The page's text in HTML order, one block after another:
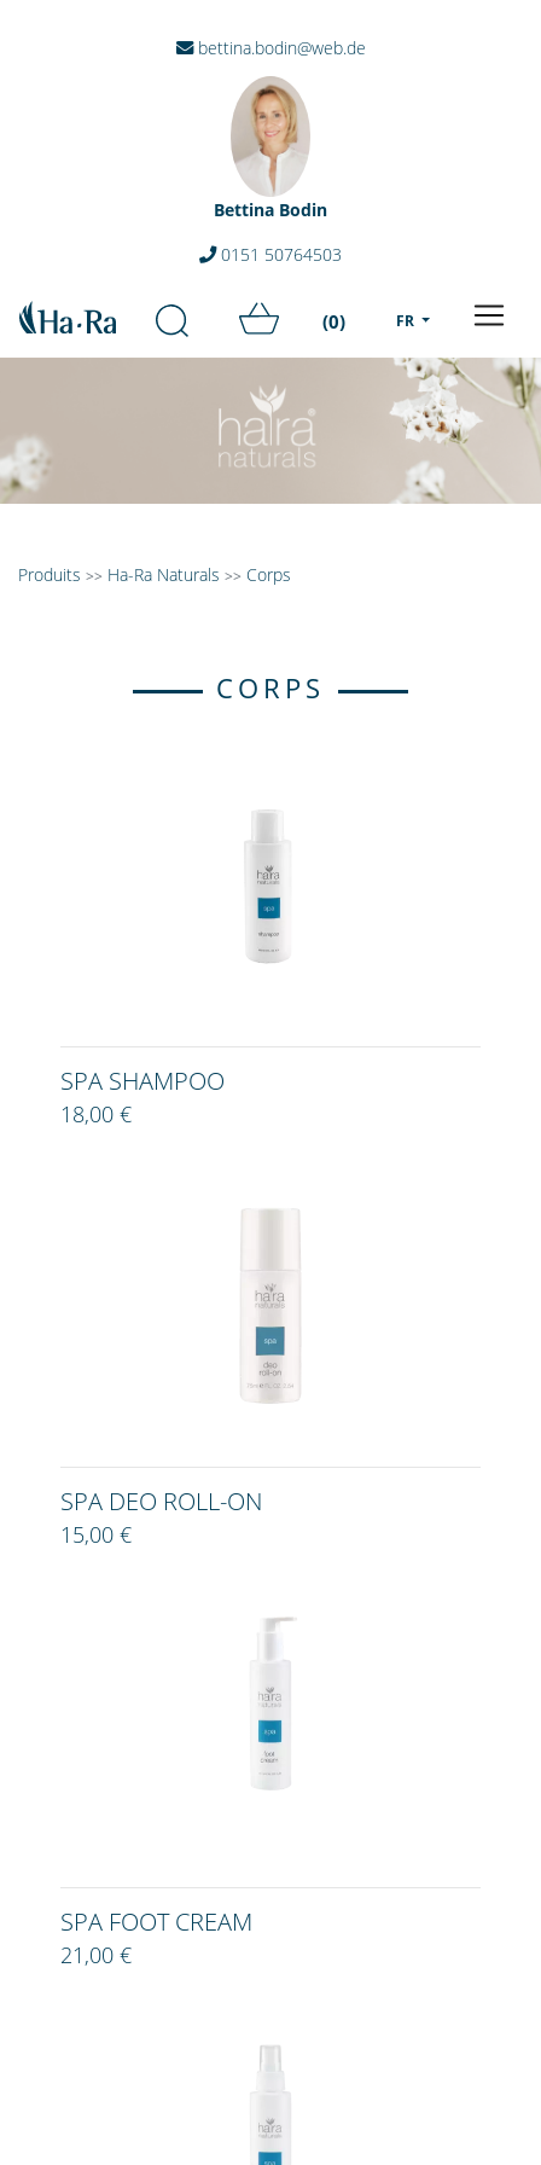
bettina.bodin@web.de
Bettina Bodin
0151 50764503
(0) FR
Produits >> Ha-Ra Naturals >> Corps
CORPS
SPA SHAMPOO
18,00 €
SPA DEO ROLL-ON
15,00 €
SPA FOOT CREAM
21,00 €